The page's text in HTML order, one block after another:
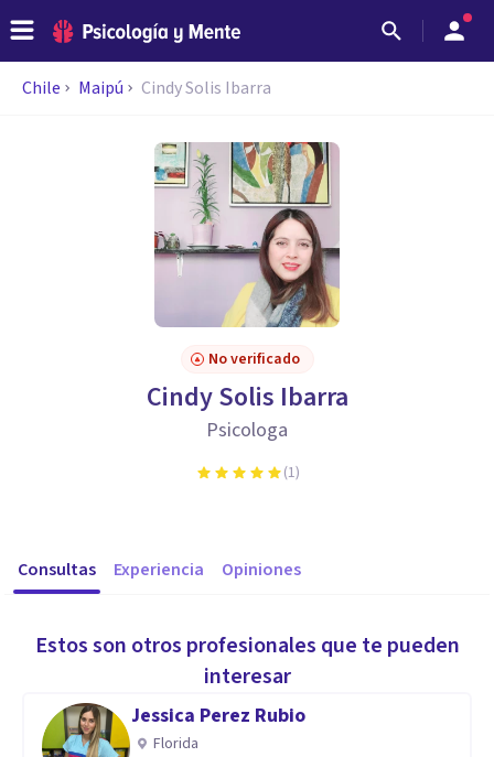
Chile Maipú Cindy Solis Ibarra
No verificado
Cindy Solis Ibarra
Psicologa
(1)
Consultas Experiencia Opiniones
Estos son otros profesionales que te pueden
interesar
Jessica Perez Rubio
Florida